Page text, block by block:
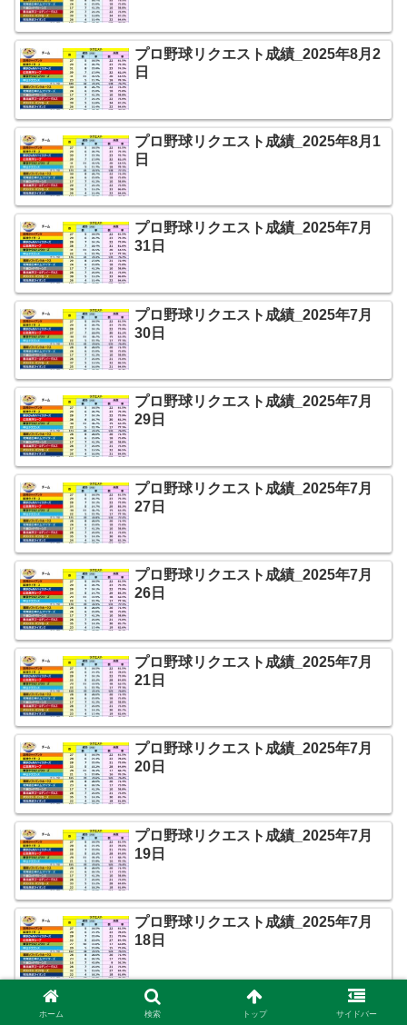
プロ野球リクエスト成績_2025年8月2
日
プロ野球リクエスト成績_2025年8月1
日
プロ野球リクエスト成績_2025年7月
31日
プロ野球リクエスト成績_2025年7月
30日
プロ野球リクエスト成績_2025年7月
29日
プロ野球リクエスト成績_2025年7月
27日
プロ野球リクエスト成績_2025年7月
26日
プロ野球リクエスト成績_2025年7月
21日
プロ野球リクエスト成績_2025年7月
20日
プロ野球リクエスト成績_2025年7月
19日
プロ野球リクエスト成績_2025年7月
18日
プロ野球リクエスト成績_2025年7月
ホーム 検索 トップ サイドバー